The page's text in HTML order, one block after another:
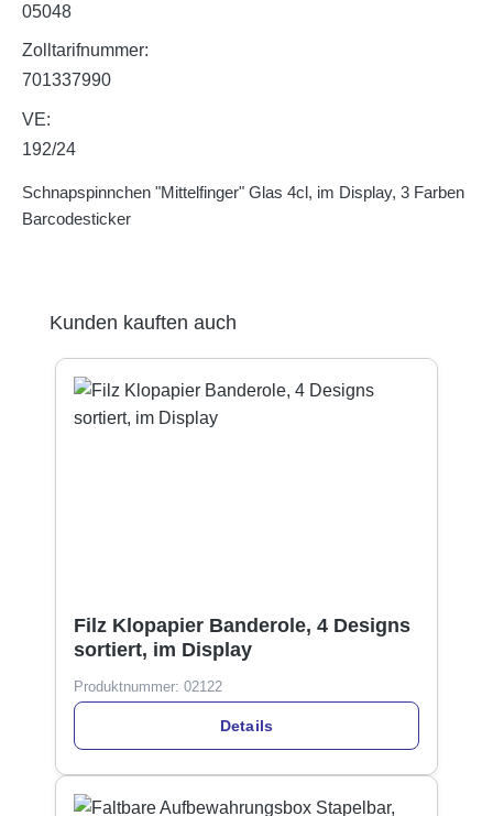
05048
Zolltarifnummer:
701337990
VE:
192/24
Schnapspinnchen "Mittelfinger" Glas 4cl, im Display, 3 Farben
Barcodesticker
Produktgalerie überspringen
Kunden kauften auch
Filz Klopapier Banderole, 4 Designs
sortiert, im Display
Produktnummer: 02122
Details